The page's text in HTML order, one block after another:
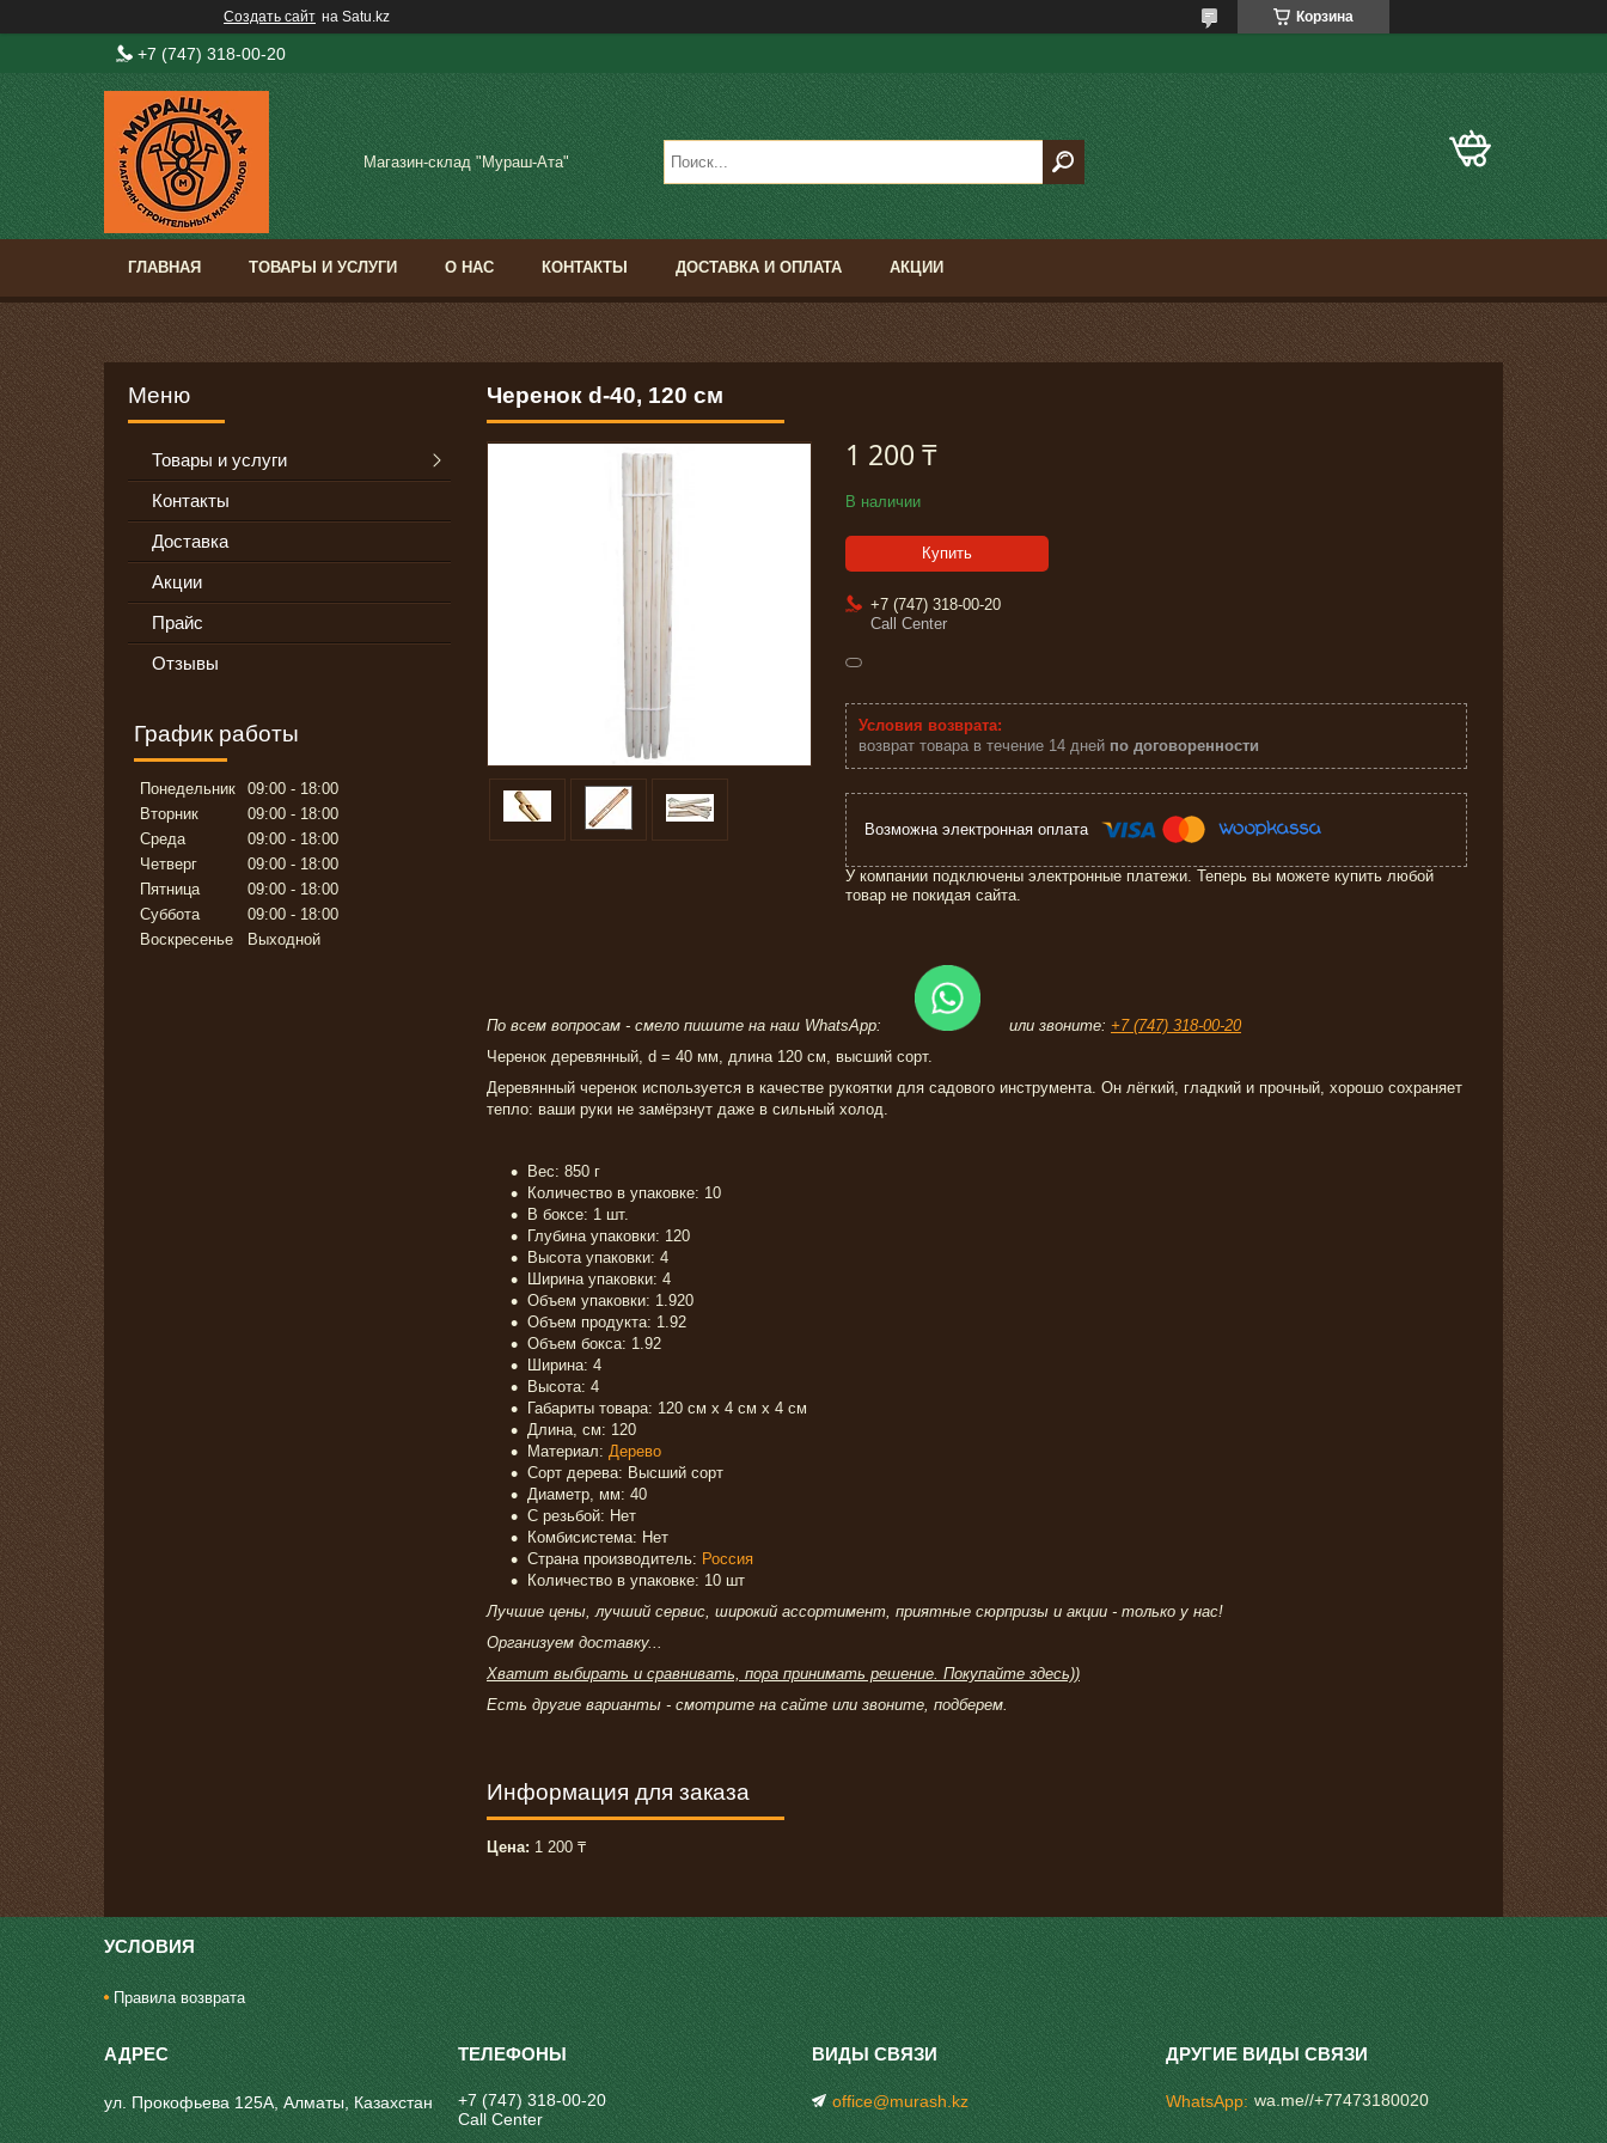
Создать сайт на Satu.kz Корзина
+7 (747) 318-00-20
Магазин-склад "Мураш-Ата"
ГЛАВНАЯ ТОВАРЫ И УСЛУГИ О НАС КОНТАКТЫ ДОСТАВКА И ОПЛАТА АКЦИИ
Черенок d-40, 120 см
1 200 ₸
В наличии
Купить
+7 (747) 318-00-20
Call Center
возврат товара в течение 14 дней по договоренности
У компании подключены электронные платежи. Теперь вы можете купить любой
товар не покидая сайта.
По всем вопросам - смело пишите на наш WhatsApp: или звоните: +7 (747) 318-00-20
Черенок деревянный, d = 40 мм, длина 120 см, высший сорт.
Деревянный черенок используется в качестве рукоятки для садового инструмента. Он лёгкий, гладкий и прочный, хорошо сохраняет
тепло: ваши руки не замёрзнут даже в сильный холод.
Вес: 850 г
Количество в упаковке: 10
В боксе: 1 шт.
Глубина упаковки: 120
Высота упаковки: 4
Ширина упаковки: 4
Объем упаковки: 1.920
Объем продукта: 1.92
Объем бокса: 1.92
Ширина: 4
Высота: 4
Габариты товара: 120 см x 4 см x 4 см
Длина, см: 120
Материал: Дерево
Сорт дерева: Высший сорт
Диаметр, мм: 40
С резьбой: Нет
Комбисистема: Нет
Страна производитель: Россия
Количество в упаковке: 10 шт
Лучшие цены, лучший сервис, широкий ассортимент, приятные сюрпризы и акции - только у нас!
Организуем доставку...
Хватит выбирать и сравнивать, пора принимать решение. Покупайте здесь))
Есть другие варианты - смотрите на сайте или звоните, подберем.
Информация для заказа
Цена: 1 200 ₸
Товары и услуги
Контакты
Доставка
Акции
Прайс
Отзывы
График работы
Понедельник 09:00
18:00
Вторник
09:00
18:00
Среда
09:00
18:00
Четверг
09:00
18:00
Пятница
09:00
18:00
Суббота
09:00
18:00
Воскресенье
Выходной
УСЛОВИЯ
Правила возврата
ул. Прокофьева 125А, Алматы, Казахстан
+7 (747) 318-00-20
Call Center
office@murash.kz WhatsApp wa.me//+77473180020